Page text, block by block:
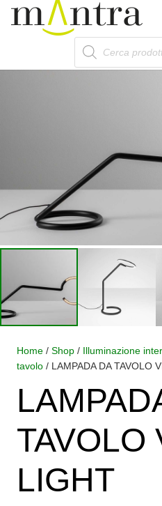
Products
search
Home / Shop / Illuminazione
tavolo / LAMPADA DA TAVOLO
TAVOLO
LIGHT